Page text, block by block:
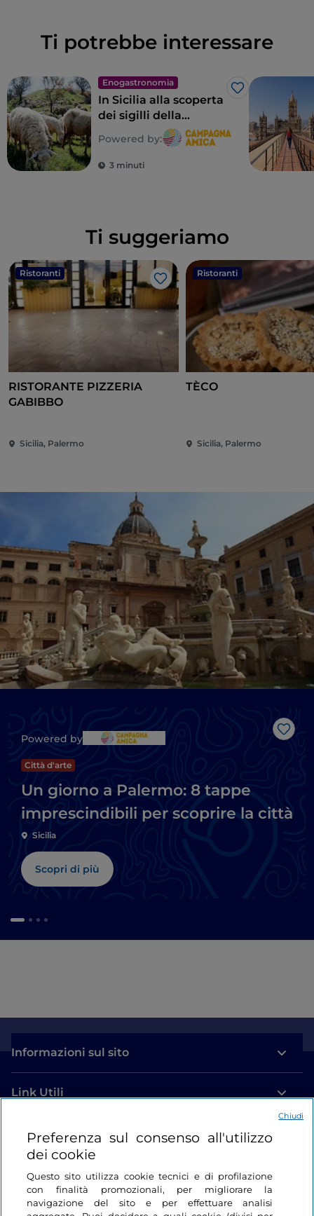
Ti potrebbe interessare
Enogastronomia
Like
In Sicilia alla scoperta
dei sigilli della
biodiversità
contadina
Powered by:
3 minuti
Ti suggeriamo
Ristoranti
Like
RISTORANTE PIZZERIA
GABIBBO
Sicilia, Palermo
Ristoranti
TÈCO
Sicilia, Palermo
Like
Powered by
Città d'arte
Un giorno a Palermo: 8 tappe
imprescindibili per scoprire la città
Sicilia
Scopri di più
Informazioni sul sito
Link Utili
Login
Restiamo in contatto
Preferenza sul consenso all'utilizzo
dei cookie
Questo sito utilizza cookie tecnici e di profilazione
con finalità promozionali, per migliorare la
navigazione del sito e per effettuare analisi
Chiudi